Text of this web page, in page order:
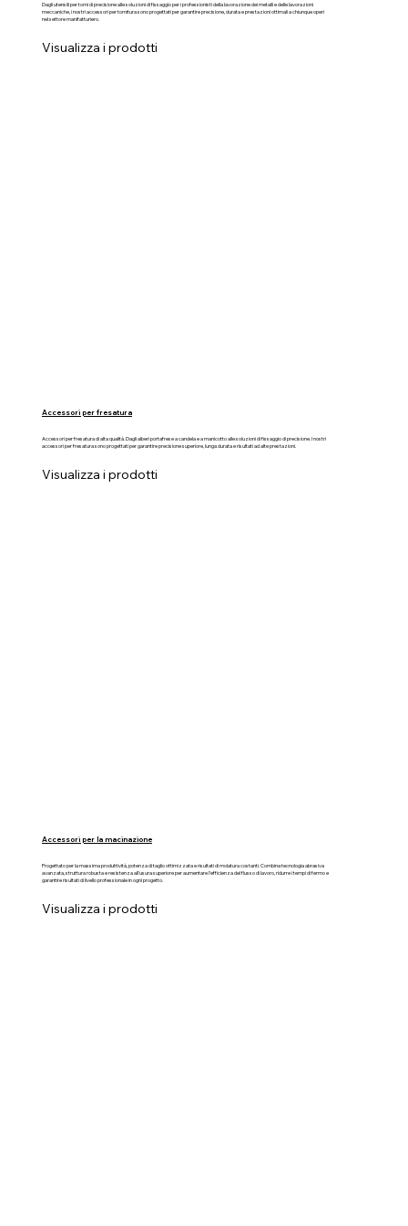
Dagli utensili per torni di precisione alle soluzioni di fissaggio per i professionisti della lavorazione dei metalli e delle lavorazioni
meccaniche, i nostri accessori per tornitura sono progettati per garantire precisione, durata e prestazioni ottimali a chiunque operi
nel settore manifatturiero.
Visualizza i prodotti
Accessori per fresatura
Accessori per fresatura di alta qualità. Dagli alberi portafrese a candela e a manicotto alle soluzioni di fissaggio di precisione. I nostri
accessori per fresatura sono progettati per garantire precisione superiore, lunga durata e risultati ad alte prestazioni.
Visualizza i prodotti
Accessori per la macinazione
Progettato per la massima produttività, potenza di taglio ottimizzata e risultati di molatura costanti. Combina tecnologia abrasiva
avanzata, struttura robusta e resistenza all'usura superiore per aumentare l'efficienza del flusso di lavoro, ridurre i tempi di fermo e
garantire risultati di livello professionale in ogni progetto.
Visualizza i prodotti